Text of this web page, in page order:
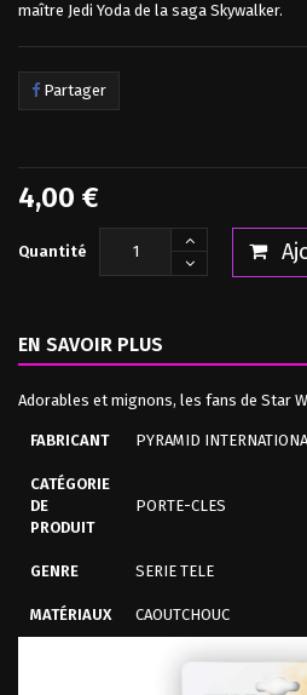
maître Jedi Yoda de la saga Skywalker.
Partager
4,00 €
Quantité
EN SAVOIR PLUS
Adorables et mignons, les fans de Star
FABRICANT PYRAMID
CATÉGORIE
DE
PRODUIT
PORTE-CLES
GENRE SERIE TELE
MATÉRIAUX CAOUTCHOUC